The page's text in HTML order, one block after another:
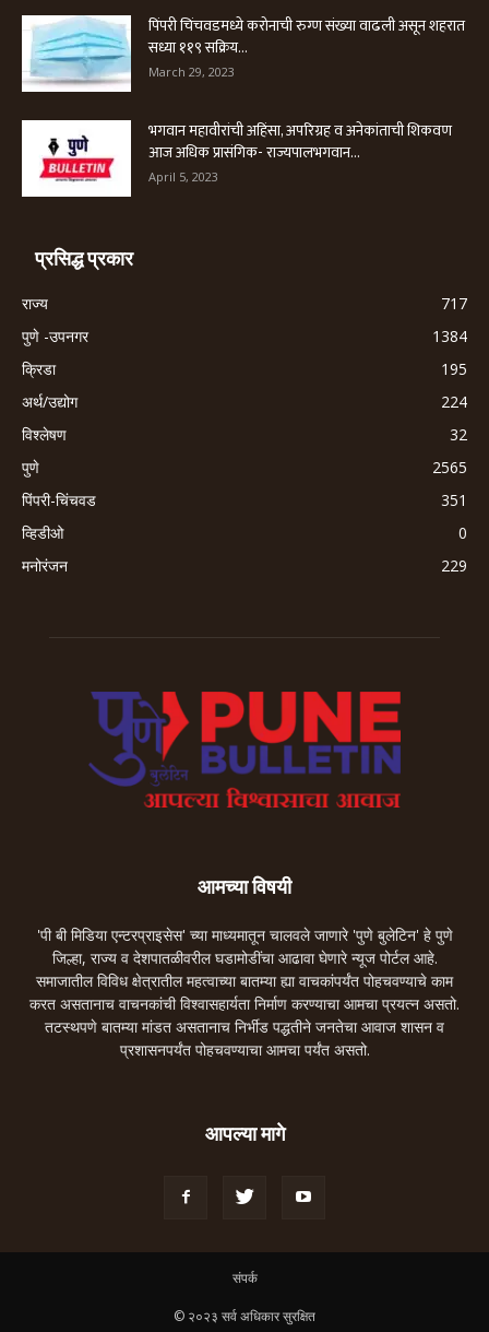
पिंपरी चिंचवडमध्ये करोनाची रुग्ण संख्या वाढली असून शहरात
सध्या ११९ सक्रिय...
March 29, 2023
भगवान महावीरांची अहिंसा, अपरिग्रह व अनेकांताची शिकवण
आज अधिक प्रासंगिक- राज्यपालभगवान...
April 5, 2023
प्रसिद्ध प्रकार
राज्य
717
पुणे -उपनगर
1384
क्रिडा
195
अर्थ/उद्योग
224
विश्लेषण
32
पुणे
2565
पिंपरी-चिंचवड
351
व्हिडीओ
0
मनोरंजन
229
आमच्या विषयी
'पी बी मिडिया एन्टरप्राइसेस' च्या माध्यमातून चालवले जाणारे 'पुणे बुलेटिन' हे पुणे
जिल्हा, राज्य व देशपातळीवरील घडामोडींचा आढावा घेणारे न्यूज पोर्टल आहे.
समाजातील विविध क्षेत्रातील महत्वाच्या बातम्या ह्या वाचकांपर्यंत पोहचवण्याचे काम
करत असतानाच वाचनकांची विश्वासहार्यता निर्माण करण्याचा आमचा प्रयत्न असतो.
तटस्थपणे बातम्या मांडत असतानाच निर्भीड पद्धतीने जनतेचा आवाज शासन व
प्रशासनपर्यंत पोहचवण्याचा आमचा पर्यंत असतो.
आपल्या मागे
संपर्क
© २०२३ सर्व अधिकार सुरक्षित